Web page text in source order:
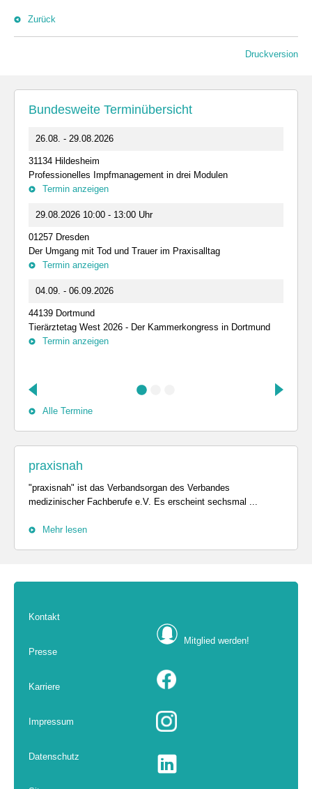
Zurück
Druckversion
Bundesweite Terminübersicht
26.08. - 29.08.2026
31134 Hildesheim
Professionelles Impfmanagement in drei Modulen
Termin anzeigen
29.08.2026 10:00 - 13:00 Uhr
01257 Dresden
Der Umgang mit Tod und Trauer im Praxisalltag
Termin anzeigen
04.09. - 06.09.2026
44139 Dortmund
Tierärztetag West 2026 - Der Kammerkongress in Dortmund
Termin anzeigen
Alle Termine
praxisnah
"praxisnah" ist das Verbandsorgan des Verbandes
medizinischer Fachberufe e.V. Es erscheint sechsmal ...
Mehr lesen
Kontakt
Presse
Karriere
Impressum
Datenschutz
Mitglied werden!